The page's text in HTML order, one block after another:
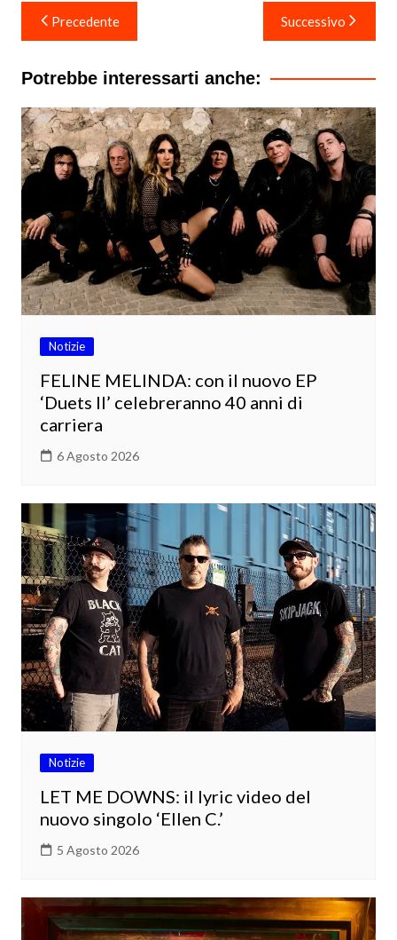
Navigazione
articoli
Precedente Successivo
Potrebbe interessarti anche:
Notizie
FELINE MELINDA: con il nuovo EP
‘Duets II’ celebreranno 40 anni di
carriera
6 Agosto 2026
Notizie
LET ME DOWNS: il lyric video del
nuovo singolo ‘Ellen C.’
5 Agosto 2026